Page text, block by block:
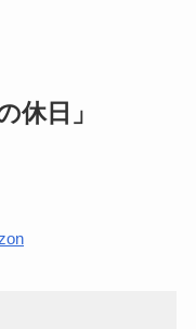
休日」